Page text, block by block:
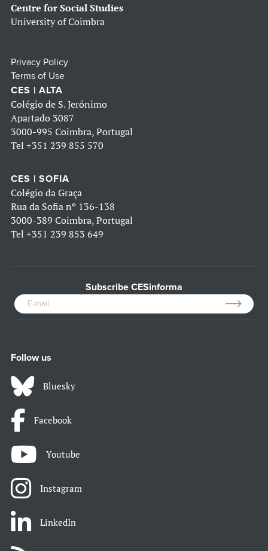
Centre for Social Studies
University of Coimbra
Privacy Policy
Terms of Use
CES | ALTA
Colégio de S. Jerónimo
Apartado 3087
3000-995 Coimbra, Portugal
Tel +351 239 855 570
CES | SOFIA
Colégio da Graça
Rua da Sofia nº 136-138
3000-389 Coimbra, Portugal
Tel +351 239 853 649
Subscribe CESinforma
Follow us
Bluesky
Facebook
Youtube
Instagram
LinkedIn